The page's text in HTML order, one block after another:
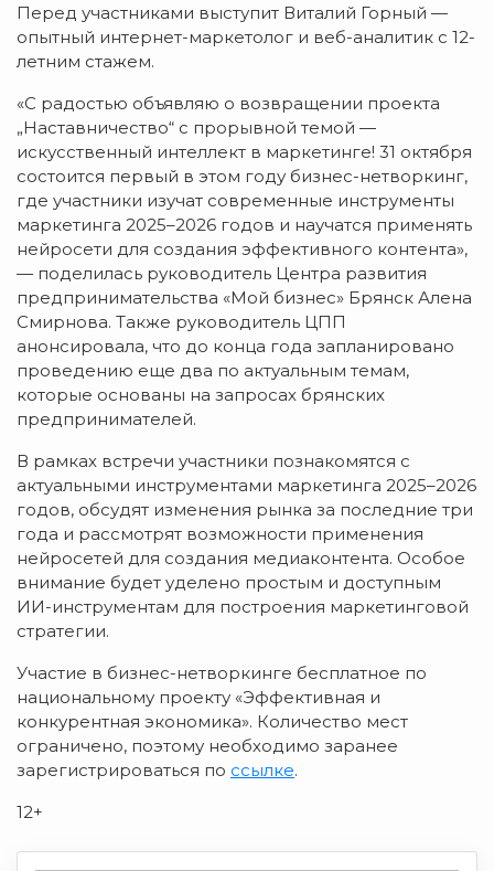
Перед участниками выступит Виталий Горный —
опытный интернет-маркетолог и веб-аналитик с 12-
летним стажем.
«С радостью объявляю о возвращении проекта
„Наставничество“ с прорывной темой —
искусственный интеллект в маркетинге! 31 октября
состоится первый в этом году бизнес-нетворкинг,
где участники изучат современные инструменты
маркетинга 2025–2026 годов и научатся применять
нейросети для создания эффективного контента»,
— поделилась руководитель Центра развития
предпринимательства «Мой бизнес» Брянск Алена
Смирнова. Также руководитель ЦПП
анонсировала, что до конца года запланировано
проведению еще два по актуальным темам,
которые основаны на запросах брянских
предпринимателей.
В рамках встречи участники познакомятся с
актуальными инструментами маркетинга 2025–2026
годов, обсудят изменения рынка за последние три
года и рассмотрят возможности применения
нейросетей для создания медиаконтента. Особое
внимание будет уделено простым и доступным
ИИ-инструментам для построения маркетинговой
стратегии.
Участие в бизнес-нетворкинге бесплатное по
национальному проекту «Эффективная и
конкурентная экономика». Количество мест
ограничено, поэтому необходимо заранее
зарегистрироваться по ссылке.
12+